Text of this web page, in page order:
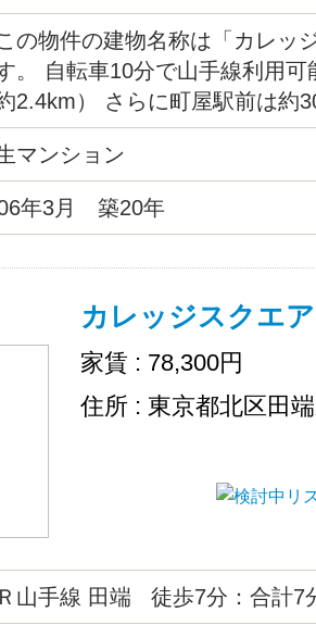
の物件の建物名称は「カレッ
。 自転車10分で山手線利用可
2.4km） さらに町屋駅前は約
ー「赤札堂」や駅ビル「セン
ングセンターが充実。 家具家
ますので、お好みでお選びくだ
マンション
年3月 築20年
カレッジスクエ
家賃 : 78,300円
住所 : 東京都北区田
山手線 田端 徒歩7分：合計7